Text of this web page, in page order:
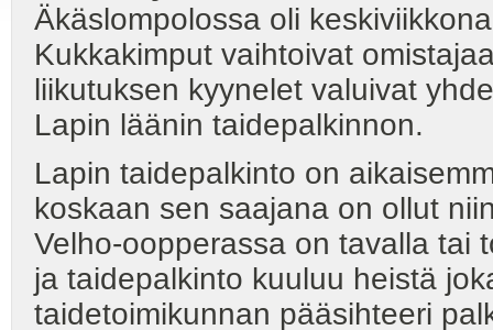
Äkäslompolossa oli
Kukkakimput vaihtoivat
liikutuksen kyynelet valuivat
Lapin läänin taidepalkinnon.
Lapin taidepalkinto on
koskaan sen saajana on ollut
Velho-oopperassa on tavalla tai
ja taidepalkinto kuuluu heistä
taidetoimikunnan pääsihteeri